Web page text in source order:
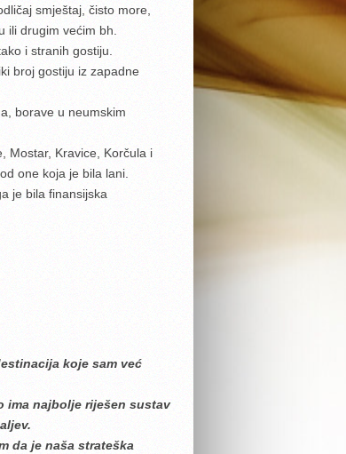
smještaj, čisto more,
ili drugim većim bh.
i stranih gostiju.
broj gostiju iz zapadne
borave u neumskim
Mostar, Kravice, Korčula i
one koja je bila lani.
je bila finansijska
koje sam već
ima najbolje riješen sustav
da je naša strateška